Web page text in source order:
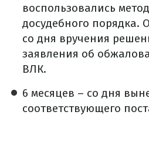
воспользовались
досудебного порядка.
со дня вручения
заявления об
ВЛК.
6 месяцев – со дня
соответствующего